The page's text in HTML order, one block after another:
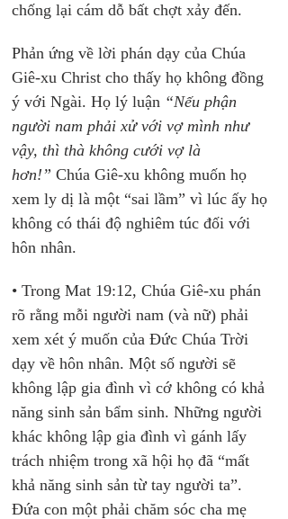
chống lại cám dỗ bất chợt xảy đến.
Phản ứng về lời phán dạy của Chúa
Giê-xu Christ cho thấy họ không đồng
ý với Ngài. Họ lý luận “Nếu phận
người nam phải xử với vợ mình như
vậy, thì thà không cưới vợ là
hơn!” Chúa Giê-xu không muốn họ
xem ly dị là một “sai lầm” vì lúc ấy họ
không có thái độ nghiêm túc đối với
hôn nhân.
• Trong Mat 19:12, Chúa Giê-xu phán
rõ rằng mỗi người nam (và nữ) phải
xem xét ý muốn của Đức Chúa Trời
dạy về hôn nhân. Một số người sẽ
không lập gia đình vì cớ không có khả
năng sinh sản bẩm sinh. Những người
khác không lập gia đình vì gánh lấy
trách nhiệm trong xã hội họ đã “mất
khả năng sinh sản từ tay người ta”.
Đứa con một phải chăm sóc cha mẹ